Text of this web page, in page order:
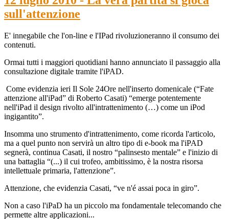
sull'attenzione
E' innegabile che l'on-line e l'IPad rivoluzioneranno il consumo dei
contenuti.
Ormai tutti i maggiori quotidiani hanno annunciato il passaggio alla
consultazione digitale tramite l'iPAD.
Come evidenzia ieri Il Sole 24Ore nell'inserto domenicale (“Fate
attenzione all'iPad” di Roberto Casati) “emerge potentemente
nell'iPad il design rivolto all'intrattenimento (…) come un iPod
ingigantito”.
Insomma uno strumento d'intrattenimento, come ricorda l'articolo,
ma a quel punto non servirà un altro tipo di e-book ma l'iPAD
segnerà, continua Casati, il nostro “palinsesto mentale” e l'inizio di
una battaglia “(...) il cui trofeo, ambitissimo, è la nostra risorsa
intellettuale primaria, l'attenzione”.
Attenzione, che evidenzia Casati, “ve n'é assai poca in giro”.
Non a caso l'iPaD ha un piccolo ma fondamentale telecomando che
permette altre applicazioni...